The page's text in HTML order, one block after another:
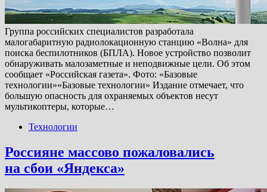
Группа российских специалистов разработала
малогабаритную радиолокационную станцию «Волна» для
поиска беспилотников (БПЛА). Новое устройство позволит
обнаруживать малозаметные и неподвижные цели. Об этом
сообщает «Российская газета». Фото: «Базовые
технологии»«Базовые технологии» Издание отмечает, что
большую опасность для охраняемых объектов несут
мультикоптеры, которые…
Технологии
Россияне массово пожаловались
на сбои «Яндекса»